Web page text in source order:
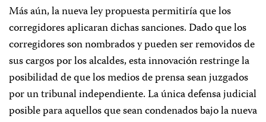
Más aún, la nueva ley propuesta permitiría que los
corregidores aplicaran dichas sanciones. Dado que los
corregidores son nombrados y pueden ser removidos de
sus cargos por los alcaldes, esta innovación restringe la
posibilidad de que los medios de prensa sean juzgados
por un tribunal independiente. La única defensa judicial
posible para aquellos que sean condenados bajo la nueva